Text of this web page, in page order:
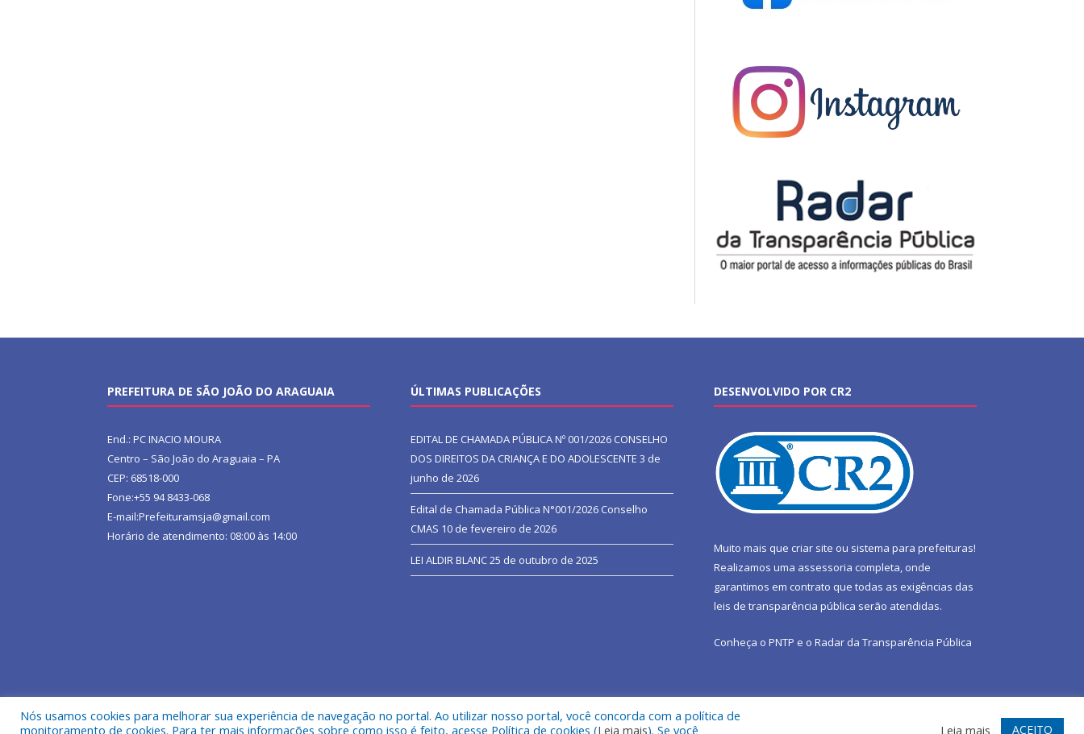
PREFEITURA DE SÃO JOÃO DO ARAGUAIA
End.: PC INACIO MOURA
Centro – São João do Araguaia – PA
CEP: 68518-000
Fone:+55 94 8433-068
E-mail:Prefeituramsja@gmail.com
Horário de atendimento: 08:00 às 14:00
ÚLTIMAS PUBLICAÇÕES
EDITAL DE CHAMADA PÚBLICA Nº 001/2026 CONSELHO
DOS DIREITOS DA CRIANÇA E DO ADOLESCENTE 3 de
junho de 2026
Edital de Chamada Pública N°001/2026 Conselho
CMAS 10 de fevereiro de 2026
LEI ALDIR BLANC25 de outubro de 2025
DESENVOLVIDO POR CR2
Muito mais que criar site ou sistema para prefeituras!
Realizamos uma assessoria completa, onde
garantimos em contrato que todas as exigências das
leis de transparência pública serão atendidas.
Conheça o PNTP e o Radar da Transparência Pública
Todos os direitos reservados a Prefeitura Municipal de São João do Araguaia. Mapa do Site Acessar Webmail
Nós usamos cookies para melhorar sua experiência de navegação no portal. Ao utilizar nosso portal, você concorda com a política de
monitoramento de cookies. Para ter mais informações sobre como isso é feito, acesse Política de cookies (Leia mais). Se você Leia mais ACEITO